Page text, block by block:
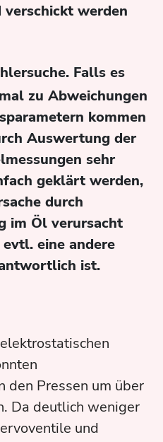
werden
Falls es
zu Abweichungen
kommen
Auswertung der
sehr
geklärt werden,
durch
im Öl verursacht
eine andere
ist.
Pressen um über
Da deutlich weniger
und